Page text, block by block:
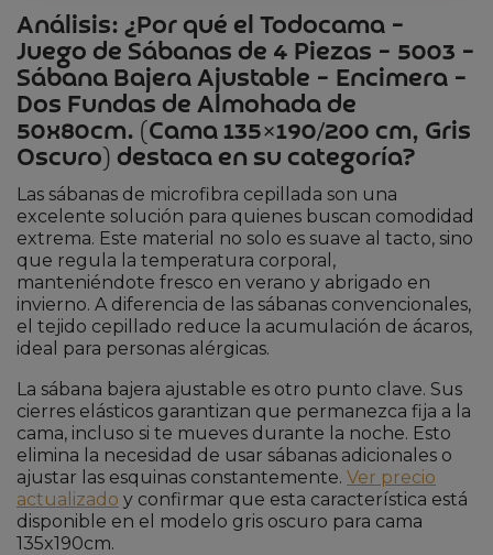
Análisis: ¿Por qué el Todocama –
Juego de Sábanas de 4 Piezas – 5003 –
Sábana Bajera Ajustable – Encimera –
Dos Fundas de Almohada de
50x80cm. (Cama 135×190/200 cm, Gris
Oscuro) destaca en su categoría?
Las sábanas de microfibra cepillada son una
excelente solución para quienes buscan comodidad
extrema. Este material no solo es suave al tacto, sino
que regula la temperatura corporal,
manteniéndote fresco en verano y abrigado en
invierno. A diferencia de las sábanas convencionales,
el tejido cepillado reduce la acumulación de ácaros,
ideal para personas alérgicas.
La sábana bajera ajustable es otro punto clave. Sus
cierres elásticos garantizan que permanezca fija a la
cama, incluso si te mueves durante la noche. Esto
elimina la necesidad de usar sábanas adicionales o
ajustar las esquinas constantemente. Ver precio
actualizado y confirmar que esta característica está
disponible en el modelo gris oscuro para cama
135x190cm.